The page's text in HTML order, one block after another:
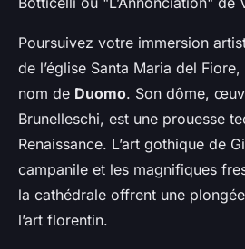
Poursuivez votre immersion
de l’église Santa Maria del
nom de Duomo. Son dôme,
Brunelleschi, est une prouesse
Renaissance. L’art gothique de
campanile et les magnifiques
la cathédrale offrent une
l’art florentin.